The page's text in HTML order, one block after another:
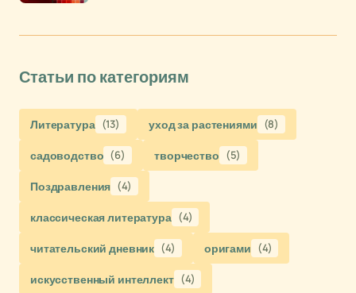
Статьи по категориям
Литература (13) уход за растениями (8)
садоводство (6) творчество (5)
Поздравления (4)
классическая литература (4)
читательский дневник (4) оригами (4)
искусственный интеллект (4)